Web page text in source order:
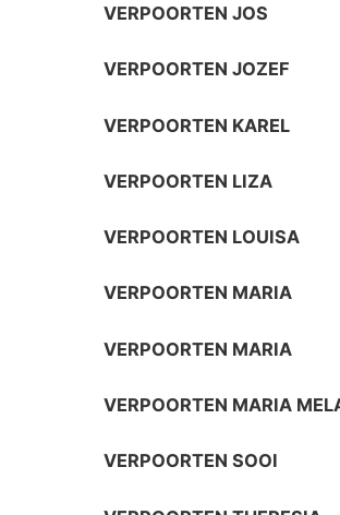
VERPOORTEN JOS
VERPOORTEN JOZEF
VERPOORTEN KAREL
VERPOORTEN LIZA
VERPOORTEN LOUISA
VERPOORTEN MARIA
VERPOORTEN MARIA
VERPOORTEN MARIA
VERPOORTEN SOOI